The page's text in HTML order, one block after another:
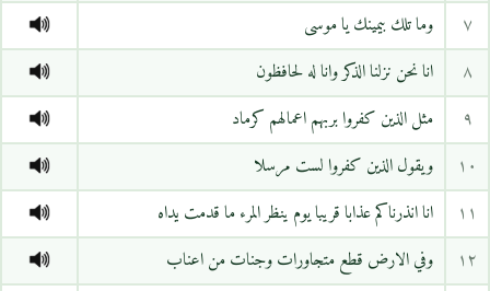
٧
وما تلك بيمينك يا موسى
٨
انا نحن نزلنا الذكر وانا له لحافظون
٩
مثل الذين كفروا بربهم اعمالهم كرماد
١٠
ويقول الذين كفروا لست مرسلا
١١
انا انذرناكم عذابا قريبا يوم ينظر المرء ما قدمت يداه
١٢
وفي الارض قطع متجاورات وجنات من اعناب